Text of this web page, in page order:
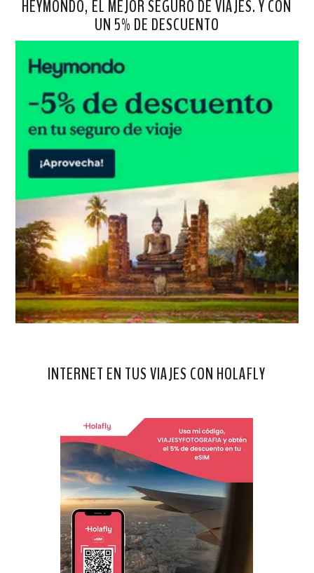
HEYMONDO, EL MEJOR SEGURO DE VIAJES. Y CON
UN 5% DE DESCUENTO
INTERNET EN TUS VIAJES CON HOLAFLY